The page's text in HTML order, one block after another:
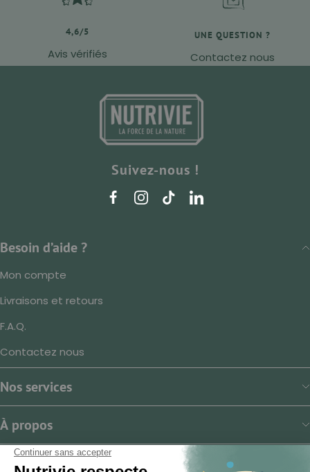
4,6/5
Avis vérifiés
UNE QUESTION ?
Contactez nous
Suivez-nous !
Besoin d’aide ?
Mon compte
Livraisons et retours
F.A.Q.
Contactez nous
Nos services
À propos